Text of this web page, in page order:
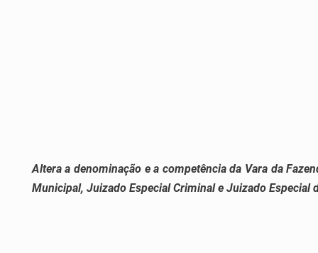
Altera a denominação e a competência da Vara da
Municipal, Juizado Especial Criminal e Juizado Especial